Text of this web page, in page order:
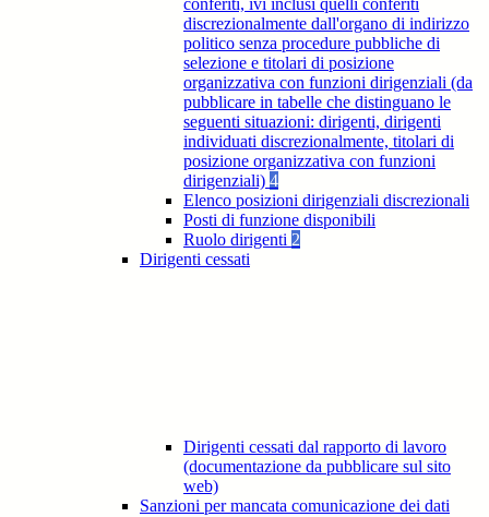
conferiti, ivi inclusi quelli conferiti
discrezionalmente dall'organo di indirizzo
politico senza procedure pubbliche di
selezione e titolari di posizione
organizzativa con funzioni dirigenziali (da
pubblicare in tabelle che distinguano le
seguenti situazioni: dirigenti, dirigenti
individuati discrezionalmente, titolari di
posizione organizzativa con funzioni
dirigenziali) 4
Elenco posizioni dirigenziali discrezionali
Posti di funzione disponibili
Ruolo dirigenti 2
Dirigenti cessati
Dirigenti cessati dal rapporto di lavoro
(documentazione da pubblicare sul sito
web)
Sanzioni per mancata comunicazione dei dati